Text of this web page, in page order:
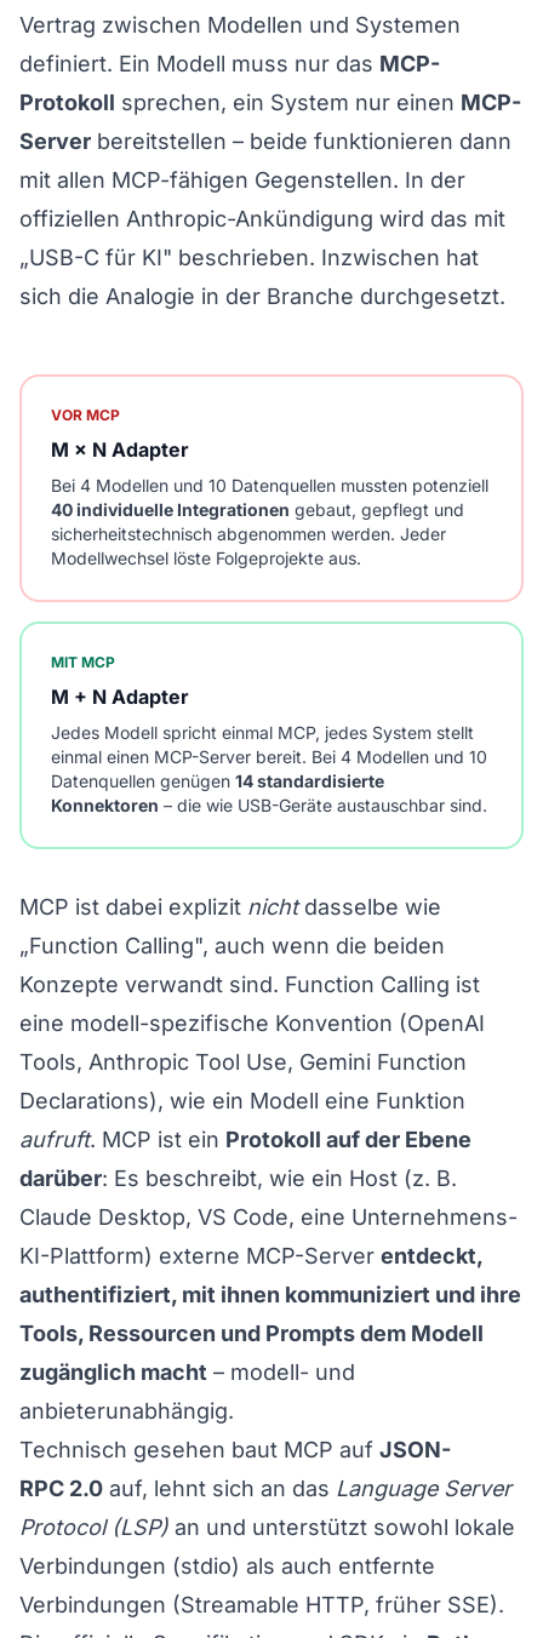
Vertrag zwischen Modellen und Systemen
definiert. Ein Modell muss nur das MCP-
Protokoll sprechen, ein System nur einen MCP-
Server bereitstellen – beide funktionieren dann
mit allen MCP-fähigen Gegenstellen. In der
offiziellen Anthropic-Ankündigung wird das mit
„USB-C für KI" beschrieben. Inzwischen hat
sich die Analogie in der Branche durchgesetzt.
VOR MCP
M × N Adapter
Bei 4 Modellen und 10 Datenquellen mussten potenziell
40 individuelle Integrationen gebaut, gepflegt und
sicherheitstechnisch abgenommen werden. Jeder
Modellwechsel löste Folgeprojekte aus.
MIT MCP
M + N Adapter
Jedes Modell spricht einmal MCP, jedes System stellt
einmal einen MCP-Server bereit. Bei 4 Modellen und 10
Datenquellen genügen 14 standardisierte
Konnektoren – die wie USB-Geräte austauschbar sind.
MCP ist dabei explizit nichtdasselbe wie
„Function Calling", auch wenn die beiden
Konzepte verwandt sind. Function Calling ist
eine modell-spezifische Konvention (OpenAI
Tools, Anthropic Tool Use, Gemini Function
Declarations), wie ein Modell eine Funktion
aufruft. MCP ist ein Protokoll auf der Ebene
darüber: Es beschreibt, wie ein Host (z. B.
Claude Desktop, VS Code, eine Unternehmens-
KI-Plattform) externe MCP-Server entdeckt,
authentifiziert, mit ihnen kommuniziert und ihre
Tools, Ressourcen und Prompts dem Modell
zugänglich macht – modell- und
anbieterunabhängig.
Technisch gesehen baut MCP auf JSON-
RPC 2.0 auf, lehnt sich an das Language Server
Protocol (LSP) an und unterstützt sowohl lokale
Verbindungen (stdio) als auch entfernte
Verbindungen (Streamable HTTP, früher SSE).